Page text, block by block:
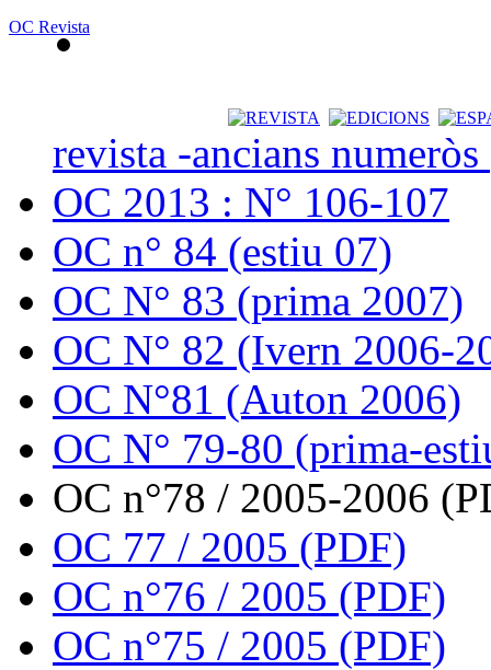
OC Revista
revista -ancians
OC 2013 : N° 106-107
OC n° 84 (estiu 07)
OC N° 83 (prima 2007)
OC N° 82 (Ivern 2006-
OC N°81 (Auton 2006)
OC N° 79-80 (prima-
OC n°78 / 2005-2006
OC 77 / 2005 (PDF)
OC n°76 / 2005 (PDF)
OC n°75 / 2005 (PDF)